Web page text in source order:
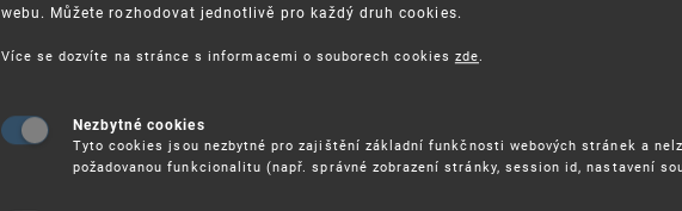
webu. Můžete rozhodovat jednotlivě pro každý druh cookies.
Více se dozvíte na stránce s informacemi o souborech cookies zde
Nezbytné cookies
Tyto cookies jsou nezbytné pro zajištění základní funkčnosti webových stránek a
požadovanou funkcionalitu (např. správné zobrazení stránky, session id, nastavení